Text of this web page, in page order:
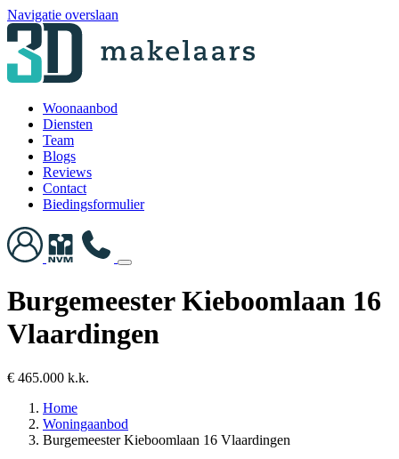
Navigatie overslaan
Woonaanbod
Diensten
Team
Blogs
Reviews
Contact
Biedingsformulier
Burgemeester Kieboomlaan 16
Vlaardingen
€ 465.000 k.k.
Home
Woningaanbod
Burgemeester Kieboomlaan 16 Vlaardingen